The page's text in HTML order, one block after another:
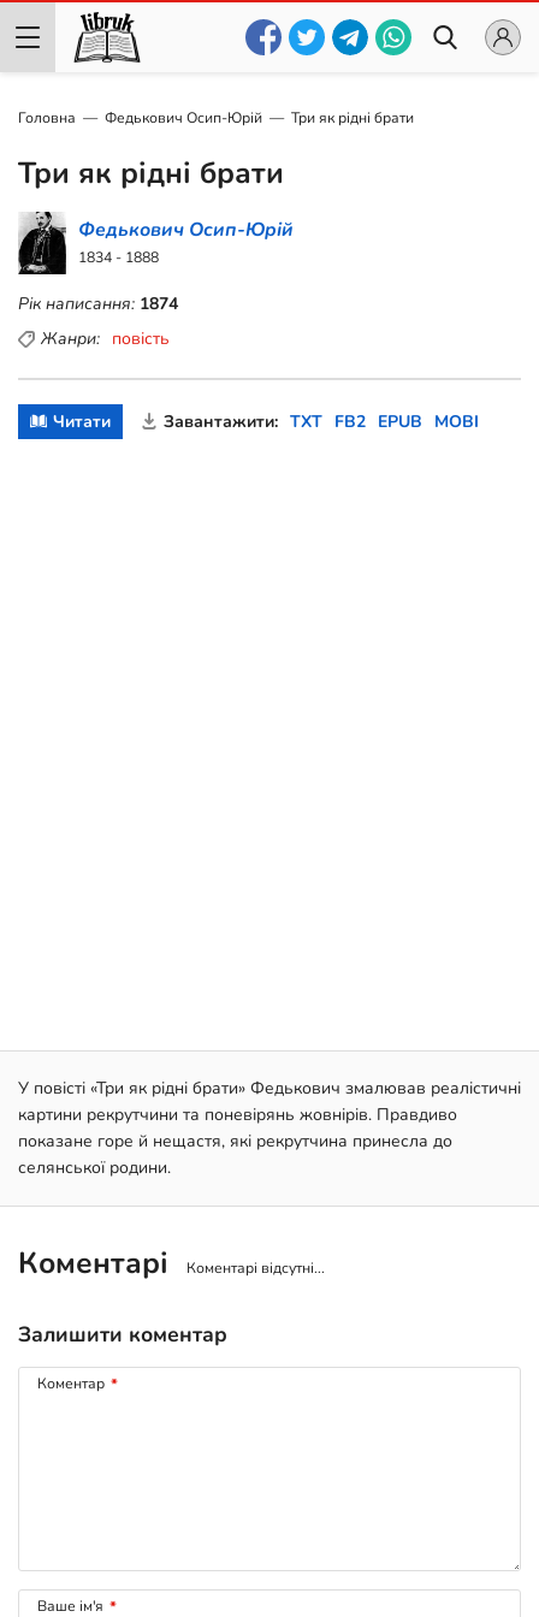
Головна Федькович Осип-Юрій Три як рідні брати
Три як рідні брати
Федькович Осип-Юрій
1834 - 1888
Рік написання: 1874
Жанри: повість
Читати Завантажити: TXT FB2 EPUB MOBI
У повісті «Три як рідні брати» Федькович змалював реалістичні
картини рекрутчини та поневірянь жовнірів. Правдиво
показане горе й нещастя, які рекрутчина принесла до
селянської родини.
Коментарі Коментарі відсутні...
Залишити коментар
Коментар *
Ваше ім'я *